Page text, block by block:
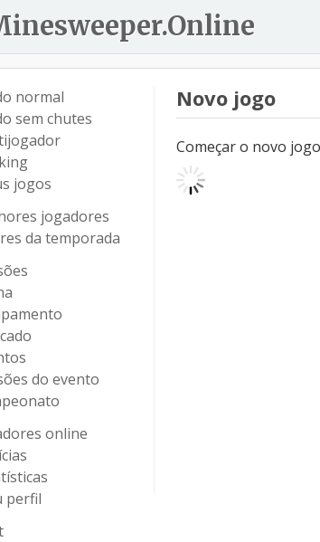
normal
sem chutes
jogos
jogadores
da temporada
do evento
online
perfil
Novo jogo
Começar o novo